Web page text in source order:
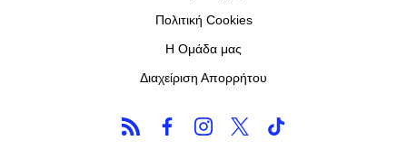
Πολιτική Cookies
Η Ομάδα μας
Διαχείριση Απορρήτου